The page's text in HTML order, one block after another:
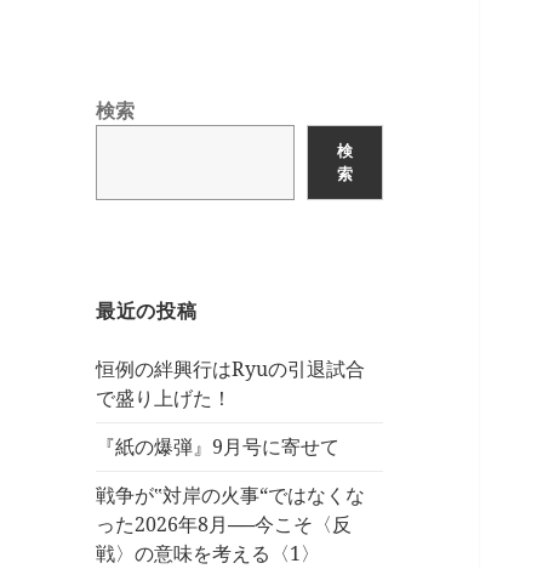
検索
検
索
最近の投稿
恒例の絆興行はRyuの引退試合
で盛り上げた！
『紙の爆弾』9月号に寄せて
戦争が‟対岸の火事“ではなくな
った2026年8月──今こそ〈反
戦〉の意味を考える〈1〉